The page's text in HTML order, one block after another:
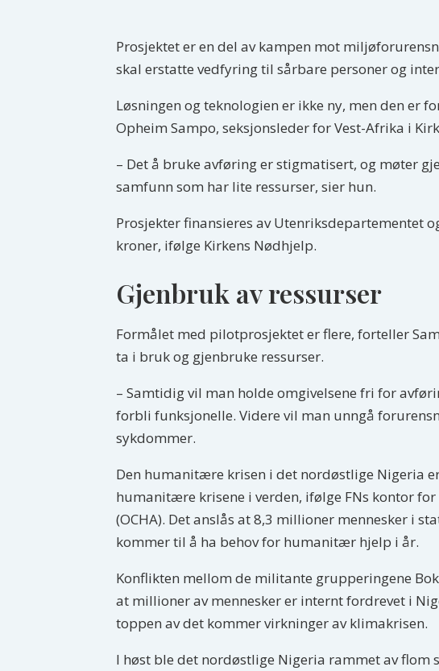
Prosjektet er en del av kampen mot
skal erstatte vedfyring til sårbare personer og
Løsningen og teknologien er ikke ny, men den
Opheim Sampo, seksjonsleder for Vest-Afrika i
– Det å bruke avføring er stigmatisert, og møter
samfunn som har lite ressurser, sier hun.
Prosjekter finansieres av Utenriksdepartementet
kroner, ifølge Kirkens Nødhjelp.
Gjenbruk av ressurser
Formålet med pilotprosjektet er flere, forteller
ta i bruk og gjenbruke ressurser.
– Samtidig vil man holde omgivelsene fri for
forbli funksjonelle. Videre vil man unngå
sykdommer.
Den humanitære krisen i det nordøstlige Nigeria
humanitære krisene i verden, ifølge FNs kontor
(OCHA). Det anslås at 8,3 millioner mennesker i
kommer til å ha behov for humanitær hjelp i år.
Konflikten mellom de militante grupperingene
at millioner av mennesker er internt fordrevet i
toppen av det kommer virkninger av klimakrisen.
I høst ble det nordøstlige Nigeria rammet av flom